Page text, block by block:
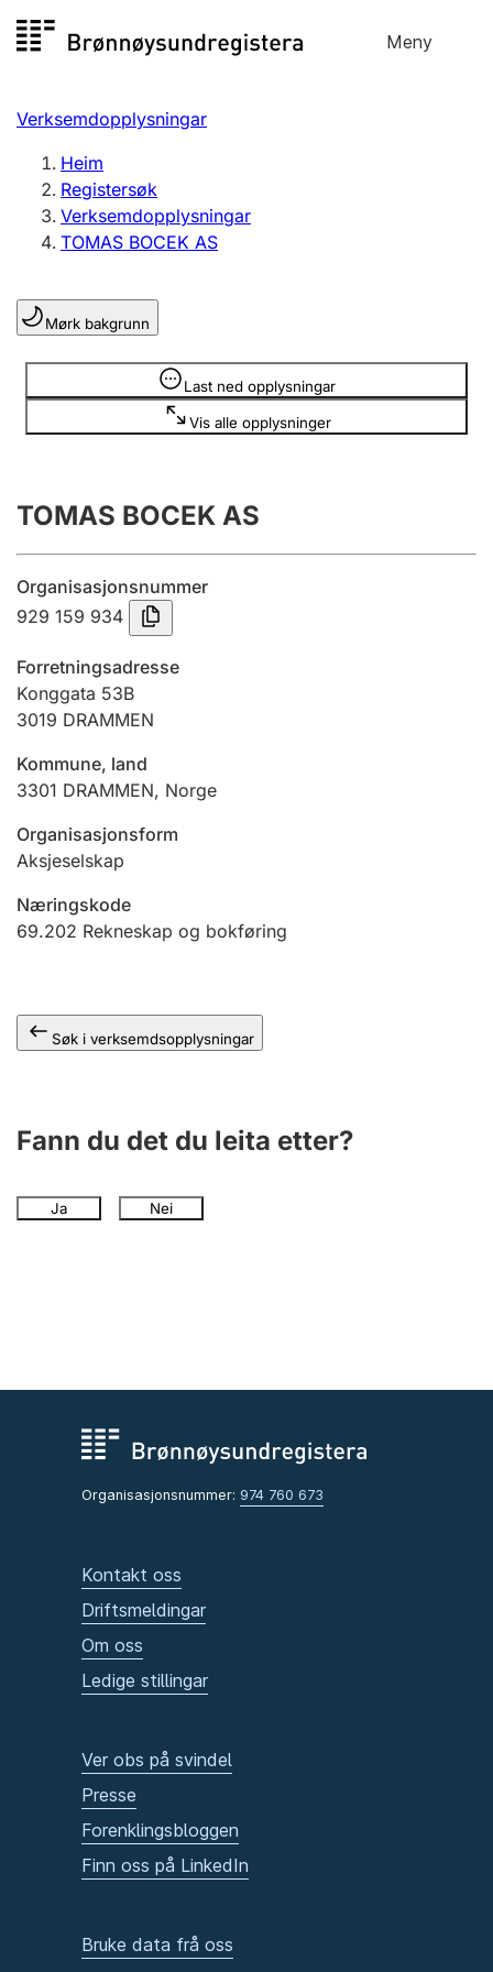
til
Meny
Registersøk
Aksjeselskap
Enkeltpersonføretak
Registrere, endre, slette
Lag og foreining
Registrere, endre, slette
Årsrekneskap
Innsending og forseinkingsgebyr
Tinglysing
Jeger
Ektepaktrettleiaren
Andre tema
Verksemdopplysningar
Heim
Registersøk
Verksemdopplysningar
TOMAS BOCEK AS
Mørk bakgrunn
Last ned opplysningar
Vis alle opplysninger
Opplysninger er skjult
TOMAS BOCEK AS
Organisasjonsnummer
929 159 934
Forretningsadresse
Konggata 53B
3019 DRAMMEN
Kommune, land
3301 DRAMMEN, Norge
Organisasjonsform
Aksjeselskap
Næringskode
69.202 Rekneskap og bokføring
Søk i verksemdsopplysningar
Fann du det du leita etter?
Ja Nei
Organisasjonsnummer: 974 760 673
Kontakt oss
Driftsmeldingar
Om oss
Ledige stillingar
Ver obs på svindel
Presse
Forenklingsbloggen
Finn oss på LinkedIn
Bruke data frå oss